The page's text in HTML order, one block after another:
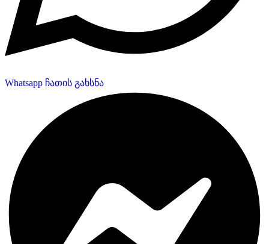
Whatsapp ჩათის გახსნა